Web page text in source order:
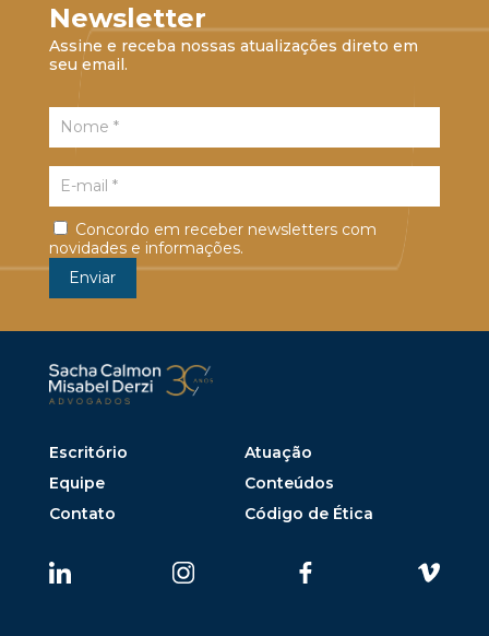
Newsletter
Assine e receba nossas atualizações direto em
seu email.
Concordo em receber newsletters com
novidades e informações.
Escritório
Atuação
Equipe
Conteúdos
Contato
Código de Ética